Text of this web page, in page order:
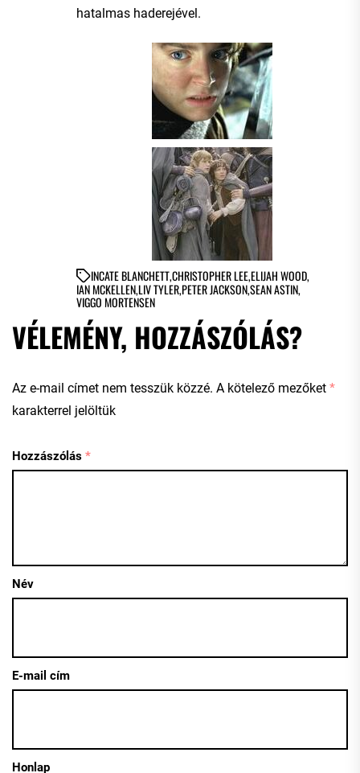
hatalmas haderejével.
INCATE BLANCHETT,CHRISTOPHER LEE,ELIJAH WOOD,
IAN MCKELLEN,LIV TYLER,PETER JACKSON,SEAN ASTIN,
VIGGO MORTENSEN
VÉLEMÉNY, HOZZÁSZÓLÁS?
Az e-mail címet nem tesszük közzé. A kötelező mezőket *
karakterrel jelöltük
Hozzászólás *
Név
E-mail cím
Honlap